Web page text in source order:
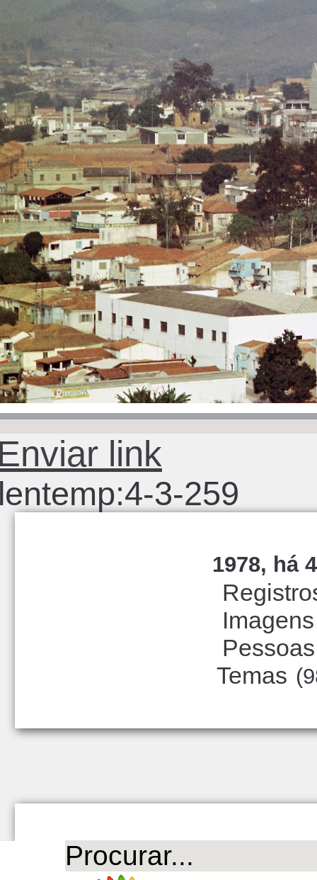
link
3-259
1978, há
Imagens
Pessoas
Temas